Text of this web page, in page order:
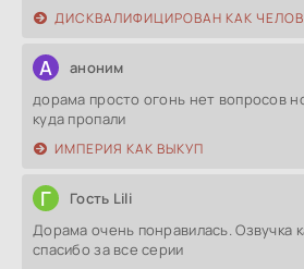
ДИСКВАЛИФИЦИРОВАН КАК
А аноним
дорама просто огонь нет вопросов
куда пропали
ИМПЕРИЯ КАК ВЫКУП
Г Гость Lili
Дорама очень понравилась. Озвучка
спасибо за все серии